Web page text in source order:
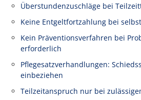
Überstundenzuschläge bei
Keine Entgeltfortzahlung bei
Kein Präventionsverfahren bei
erforderlich
Pflegesatzverhandlungen:
einbeziehen
Teilzeitanspruch nur bei